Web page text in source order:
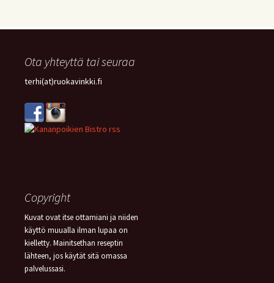
Ota yhteyttä tai seuraa
terhi(at)ruokavinkki.fi
Copyright
Kuvat ovat itse ottamiani ja niiden
käyttö muualla ilman lupaa on
kielletty. Mainitsethan reseptin
lähteen, jos käytät sitä omassa
palvelussasi.